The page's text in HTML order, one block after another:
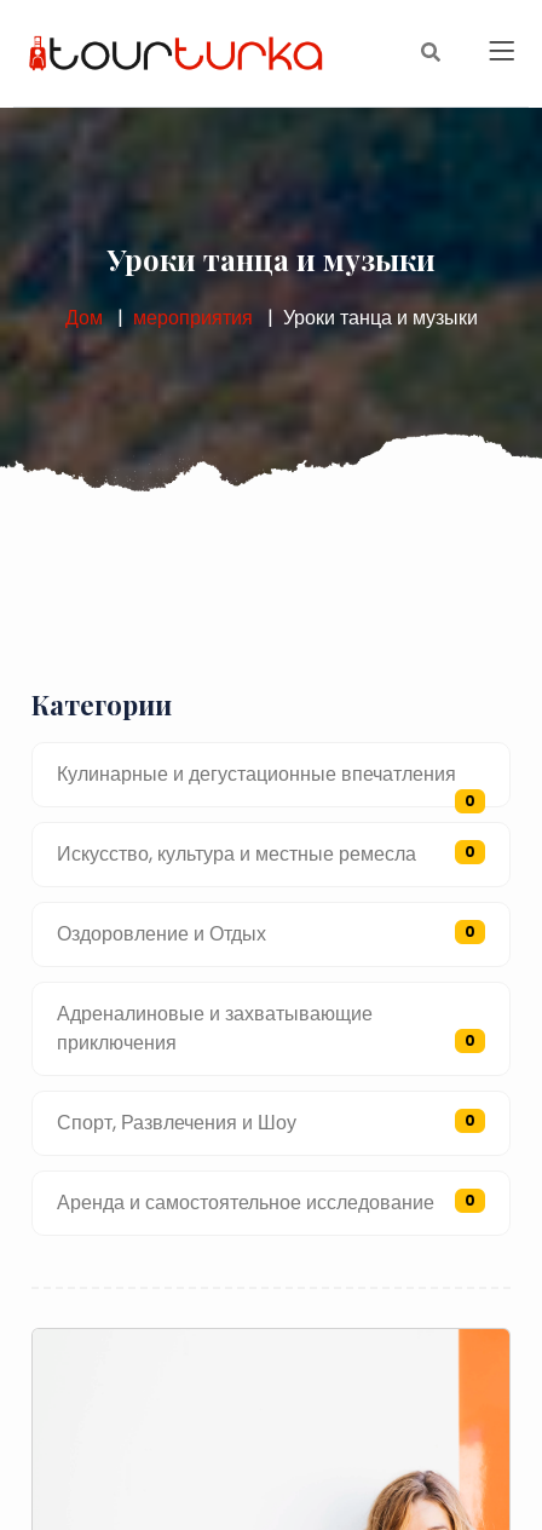
Уроки танца и музыки
Дом мероприятия Уроки танца и музыки
Категории
Кулинарные и дегустационные впечатления
0
Искусство, культура и местные ремесла 0
Оздоровление и Отдых 0
Адреналиновые и захватывающие
приключения
0
Спорт, Развлечения и Шоу 0
Аренда и самостоятельное исследование 0